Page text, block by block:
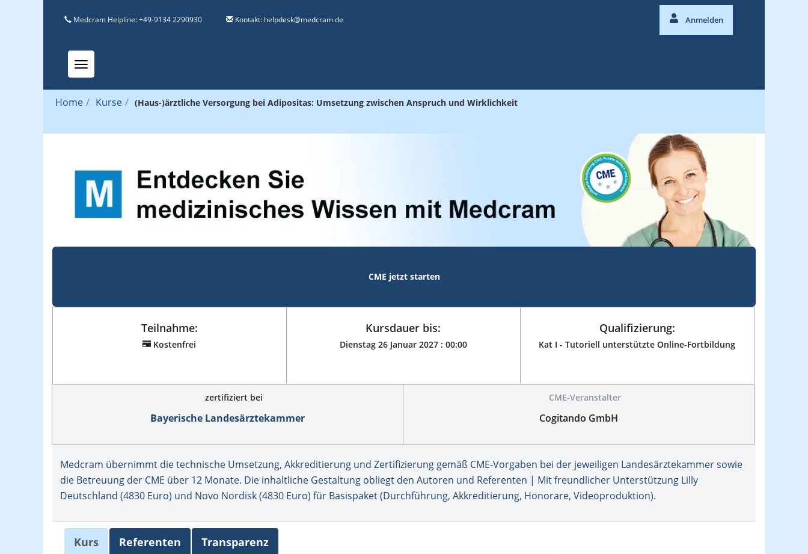
Medcram Helpline: +49-9134 2290930 Kontakt: helpdesk@medcram.de Anmelden
Toggle navigation
Home / Kurse / (Haus-)ärztliche Versorgung bei Adipositas: Umsetzung zwischen Anspruch und Wirklichkeit
CME jetzt starten
Teilnahme:
Kostenfrei
Kursdauer bis:
Dienstag 26 Januar 2027 : 00:00
Qualifizierung:
Kat I - Tutoriell unterstützte Online-Fortbildung
zertifiziert bei
Bayerische Landesärztekammer
CME-Veranstalter
Cogitando GmbH
Medcram übernimmt die technische Umsetzung, Akkreditierung und Zertifizierung gemäß CME-Vorgaben bei der jeweiligen Landesärztekammer sowie
die Betreuung der CME über 12 Monate. Die inhaltliche Gestaltung obliegt den Autoren und Referenten | Mit freundlicher Unterstützung Lilly
Deutschland (4830 Euro) und Novo Nordisk (4830 Euro) für Basispaket (Durchführung, Akkreditierung, Honorare, Videoproduktion).
Kurs Referenten Transparenz